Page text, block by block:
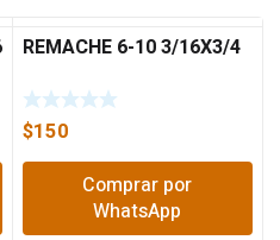
REMACHE 6-10 3/16X3/4
$150
Comprar por
WhatsApp